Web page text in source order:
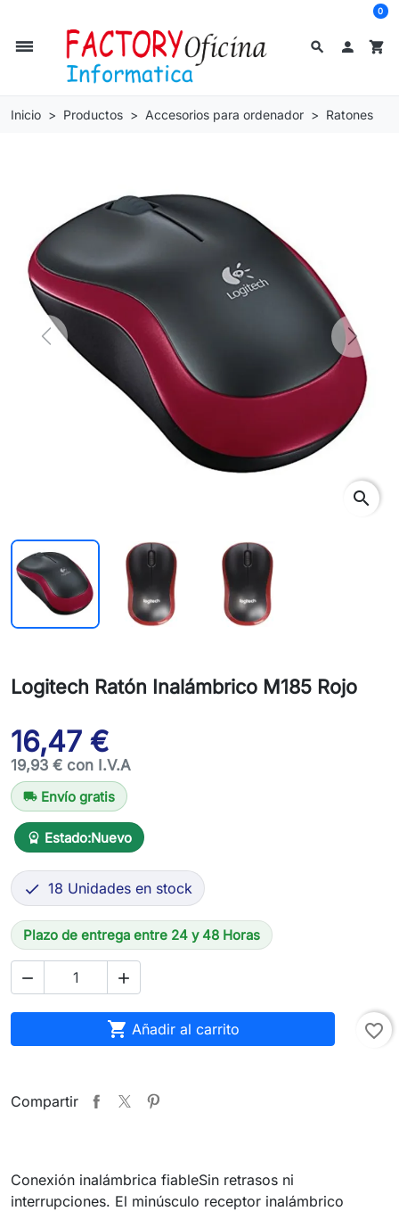
search
dehaze  shopping_cart
0
Inicio Productos Accesorios para ordenador Ratones
Previous Next
Logitech Ratón Inalámbrico M185 Rojo
16,47 €
19,93 € con I.V.A
local_shipping Envío gratis
workspace_premium Estado:Nuevo
 18 Unidades en stock
Plazo de entrega entre 24 y 48 Horas
 
 Añadir al carrito favorite_border
Compartir
Conexión inalámbrica fiableSin retrasos ni
interrupciones. El minúsculo receptor inalámbrico